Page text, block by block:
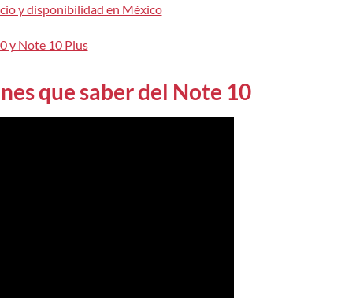
y disponibilidad en México
y Note 10 Plus
que saber del Note 10